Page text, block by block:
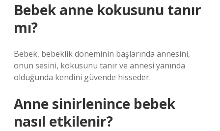
Bebek anne kokusunu tanır
mı?
Bebek, bebeklik döneminin başlarında annesini,
onun sesini, kokusunu tanır ve annesi yanında
olduğunda kendini güvende hisseder.
Anne sinirlenince bebek
nasıl etkilenir?